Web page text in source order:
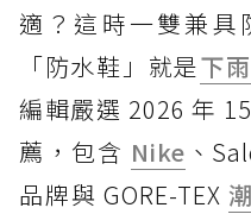
適？這時一雙兼具
「防水鞋」就是下
編輯嚴選 2026 年
薦，包含 Nike 、
品牌與 GORE-TEX